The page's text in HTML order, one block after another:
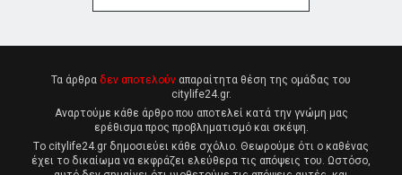
Τα άρθρα δεν αποτελούν απαραίτητα θέση της ομάδας του
citylife24.gr.
Αναρτούμε κάθε άρθρο που αποτελεί κατά την γνώμη μας
ερέθισμα προς προβληματισμό και σκέψη.
Tο citylife24.gr δημοσιεύει κάθε σχόλιο. Θεωρούμε ότι ο καθένας
έχει το δικαίωμα να εκφράζει ελεύθερα τις απόψεις του. Ωστόσο,